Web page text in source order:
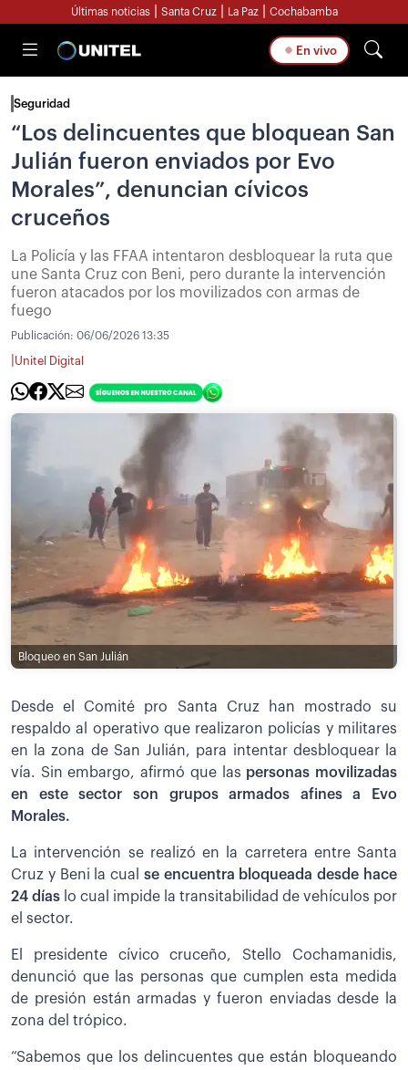
Últimas noticias Santa Cruz La Paz Cochabamba
En vivo
Seguridad
“Los delincuentes que bloquean San
Julián fueron enviados por Evo
Morales”, denuncian cívicos
cruceños
La Policía y las FFAA intentaron desbloquear la ruta que
une Santa Cruz con Beni, pero durante la intervención
fueron atacados por los movilizados con armas de
fuego
Publicación: 06/06/2026 13:35
Unitel Digital
Bloqueo en San Julián
Desde el Comité pro Santa Cruz han mostrado su
respaldo al operativo que realizaron policías y militares
en la zona de San Julián, para intentar desbloquear la
vía. Sin embargo, afirmó que las personas movilizadas
en este sector son grupos armados afines a Evo
Morales.
La intervención se realizó en la carretera entre Santa
Cruz y Beni la cual se encuentra bloqueada desde hace
24 días lo cual impide la transitabilidad de vehículos por
el sector.
El presidente cívico cruceño, Stello Cochamanidis,
denunció que las personas que cumplen esta medida
de presión están armadas y fueron enviadas desde la
zona del trópico.
“Sabemos que los delincuentes que están bloqueando